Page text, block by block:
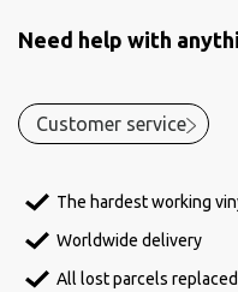
Need help with
Customer service
The hardest working
Worldwide delivery
All lost parcels replaced